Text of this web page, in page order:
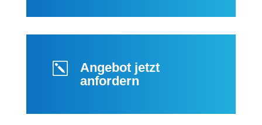
k
Angebot jetzt
anfordern